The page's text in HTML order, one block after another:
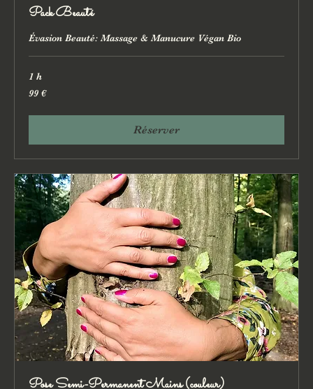
Pack Beauté
Évasion Beauté: Massage & Manucure Végan Bio
1 h
99
euros
99 €
Réserver
Pose Semi-Permanent Mains (couleur)